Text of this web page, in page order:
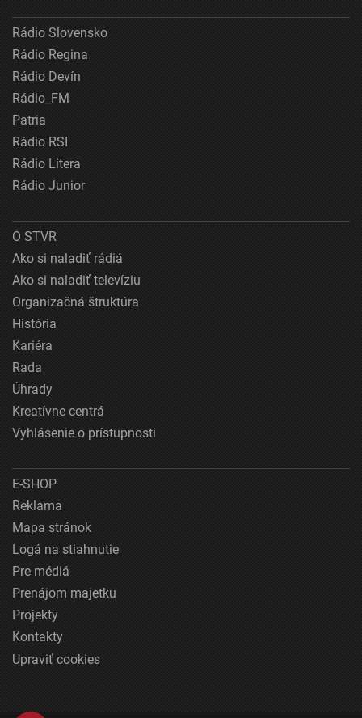
Rádio Slovensko
Rádio Regina
Rádio Devín
Rádio_FM
Patria
Rádio RSI
Rádio Litera
Rádio Junior
O STVR
Ako si naladiť rádiá
Ako si naladiť televíziu
Organizačná štruktúra
História
Kariéra
Rada
Úhrady
Kreatívne centrá
Vyhlásenie o prístupnosti
E-SHOP
Reklama
Mapa stránok
Logá na stiahnutie
Pre médiá
Prenájom majetku
Projekty
Kontakty
Upraviť cookies